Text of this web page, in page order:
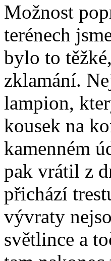
Možnost
terénech
bylo to
zklamání.
lampion,
kousek na
kamenném
pak vrátil z
přichází
vývraty
světlince a